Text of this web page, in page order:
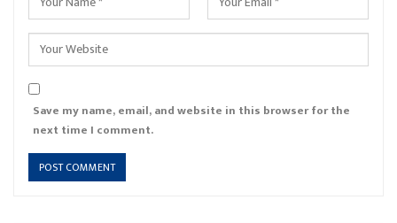
Save my name, email, and website in this browser for the
next time I comment.